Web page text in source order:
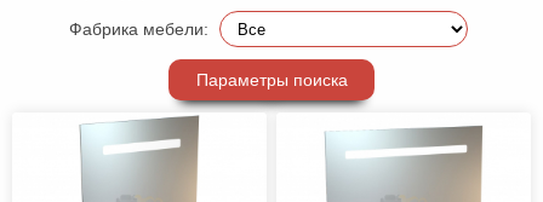
Детская
Фабрика мебели:
Параметры поиска